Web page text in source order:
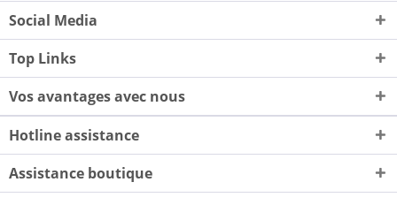
Social Media
Top Links
Vos avantages avec nous
Hotline assistance
Assistance boutique